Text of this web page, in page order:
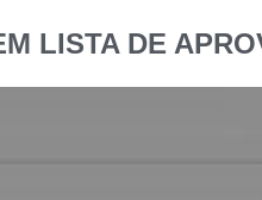
LISTA DE